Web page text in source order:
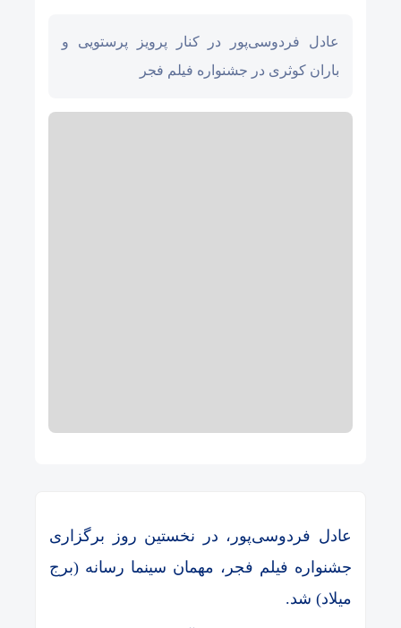
عادل فردوسی‌پور در کنار پرویز پرستویی و
باران کوثری در جشنواره فیلم فجر
عادل فردوسی‌پور، در نخستین روز برگزاری‌
جشنواره فیلم فجر، مهمان سینما رسانه (برج
میلاد) شد.